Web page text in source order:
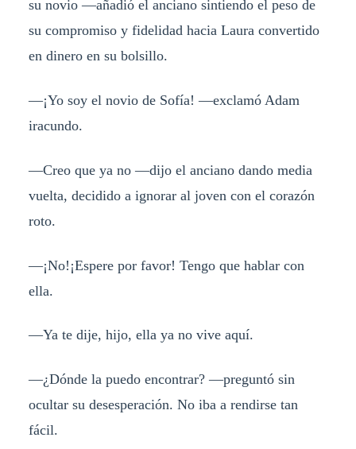
su novio —añadió el anciano sintiendo el peso de
su compromiso y fidelidad hacia Laura convertido
en dinero en su bolsillo.
—¡Yo soy el novio de Sofía! —exclamó Adam
iracundo.
—Creo que ya no —dijo el anciano dando media
vuelta, decidido a ignorar al joven con el corazón
roto.
—¡No!¡Espere por favor! Tengo que hablar con
ella.
—Ya te dije, hijo, ella ya no vive aquí.
—¿Dónde la puedo encontrar? —preguntó sin
ocultar su desesperación. No iba a rendirse tan
fácil.